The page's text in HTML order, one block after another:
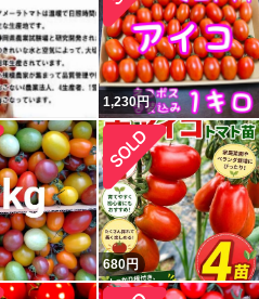
1,230円
680円